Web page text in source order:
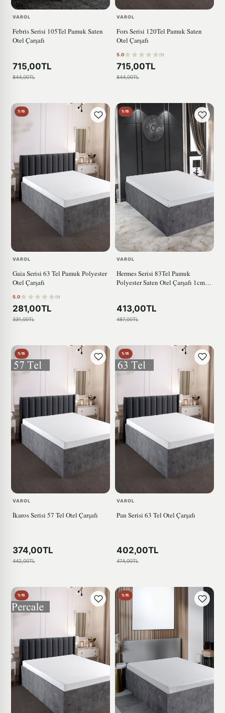
VAROL
Febris Serisi 105Tel Pamuk Saten
Otel Çarşafı
715,00TL
844,00TL
VAROL
Fors Serisi 120Tel Pamuk Saten
Otel Çarşafı
5.0 (1)
715,00TL
844,00TL
%15
VAROL
Gaia Serisi 63 Tel Pamuk Polyester
Otel Çarşafı
5.0 (1)
281,00TL
331,00TL
%15
VAROL
Hermes Serisi 83Tel Pamuk
Polyester Saten Otel Çarşafı 1cm
413,00TL
487,00TL
%15
VAROL
İkaros Serisi 57 Tel Otel Çarşafı
374,00TL
442,00TL
%15
VAROL
Pan Serisi 63 Tel Otel Çarşafı
402,00TL
474,00TL
%15 %15